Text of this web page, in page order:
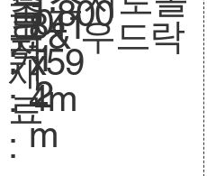
도
:
0
1
2
요
재
료
:
축
척
.
& 우드락
1:800
크
기
.
841
x59
4m
m